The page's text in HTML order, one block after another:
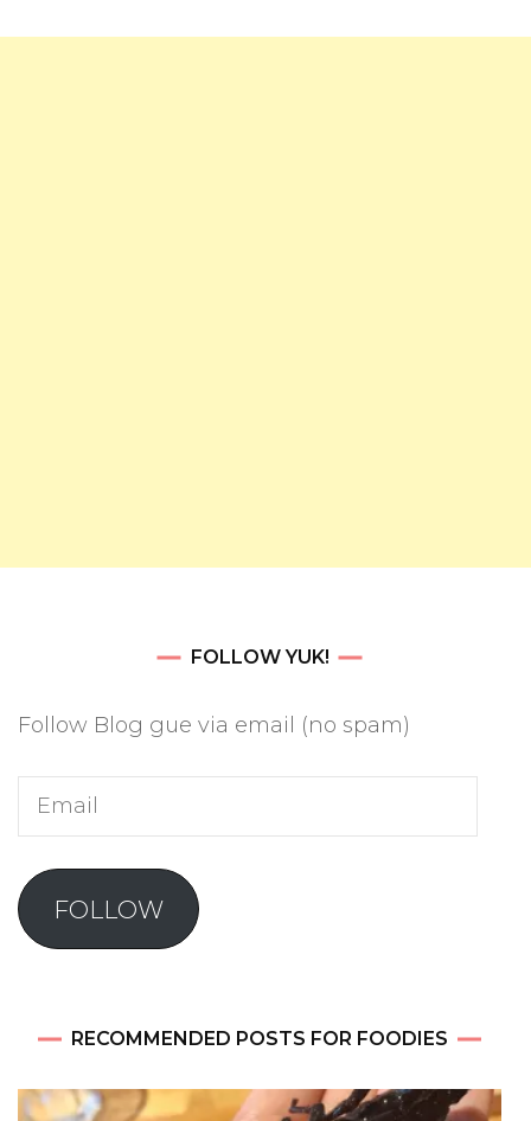
FOLLOW YUK!
Follow Blog gue via email (no spam)
Email
FOLLOW
RECOMMENDED POSTS FOR FOODIES